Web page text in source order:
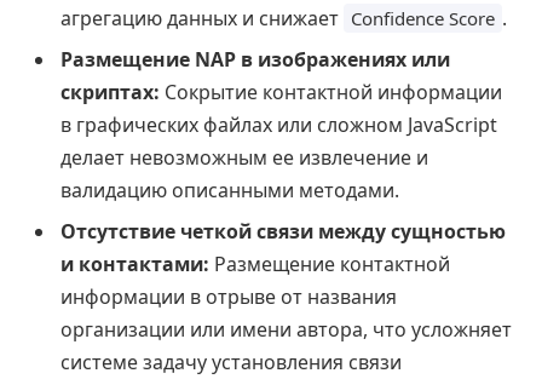
агрегацию данных и снижает Confidence Score .
Размещение NAP в изображениях или
скриптах: Сокрытие контактной информации
в графических файлах или сложном JavaScript
делает невозможным ее извлечение и
валидацию описанными методами.
Отсутствие четкой связи между сущностью
и контактами: Размещение контактной
информации в отрыве от названия
организации или имени автора, что усложняет
системе задачу установления связи